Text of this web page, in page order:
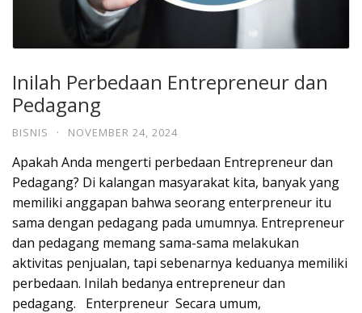
Inilah Perbedaan Entrepreneur dan
Pedagang
BISNIS · NOVEMBER 24, 2024
Apakah Anda mengerti perbedaan Entrepreneur dan
Pedagang? Di kalangan masyarakat kita, banyak yang
memiliki anggapan bahwa seorang enterpreneur itu
sama dengan pedagang pada umumnya. Entrepreneur
dan pedagang memang sama-sama melakukan
aktivitas penjualan, tapi sebenarnya keduanya memiliki
perbedaan. Inilah bedanya entrepreneur dan
pedagang. Enterpreneur Secara umum,